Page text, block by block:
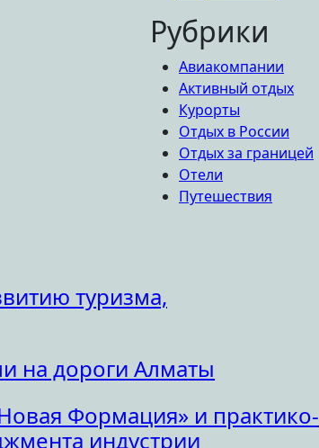
Рубрики
Авиакомпании
Активный отдых
Курорты
Отдых в России
Отдых за границей
Отели
Путешествия
туризма,
на дороги Алматы
Формация» и практико-
индустрии